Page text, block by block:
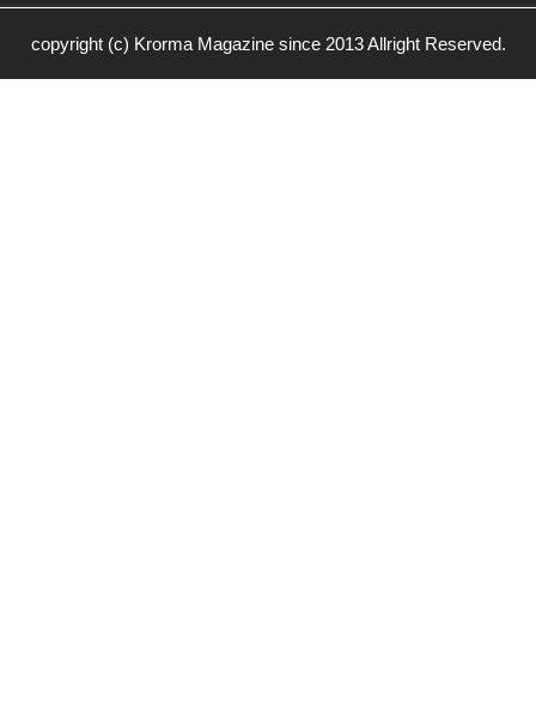
copyright (c) Krorma Magazine since 2013 Allright Reserved.